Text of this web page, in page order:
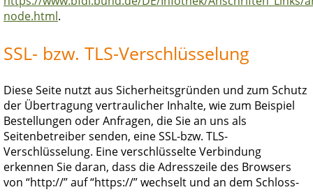
node.html.
SSL- bzw. TLS-Verschlüsselung
Diese Seite nutzt aus Sicherheitsgründen und zum Schutz
der Übertragung vertraulicher Inhalte, wie zum Beispiel
Bestellungen oder Anfragen, die Sie an uns als
Seitenbetreiber senden, eine SSL-bzw. TLS-
Verschlüsselung. Eine verschlüsselte Verbindung
erkennen Sie daran, dass die Adresszeile des Browsers
von “http://” auf “https://” wechselt und an dem Schloss-